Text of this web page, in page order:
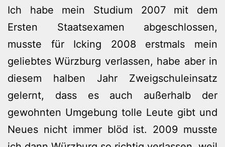
Ich habe mein Studium 2007 mit dem
Ersten Staatsexamen abgeschlossen,
musste für Icking 2008 erstmals mein
geliebtes Würzburg verlassen, habe aber in
diesem halben Jahr Zweigschuleinsatz
gelernt, dass es auch außerhalb der
gewohnten Umgebung tolle Leute gibt und
Neues nicht immer blöd ist. 2009 musste